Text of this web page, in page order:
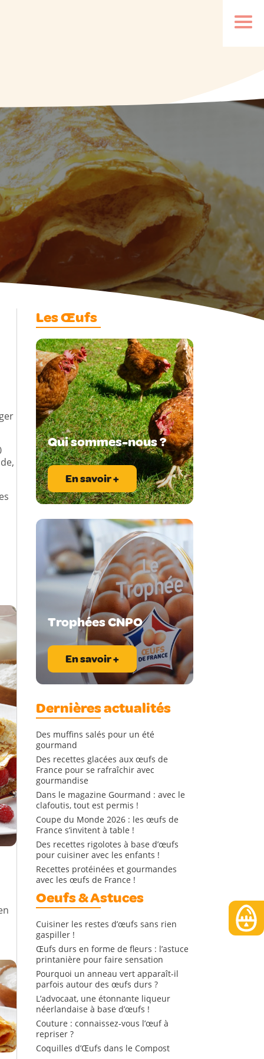
Les Œufs
Qui sommes-nous ?
En savoir +
Trophées CNPO
En savoir +
Dernières actualités
Des muffins salés pour un été
gourmand
Des recettes glacées aux œufs de
France pour se rafraîchir avec
gourmandise
Dans le magazine Gourmand : avec le
clafoutis, tout est permis !
Coupe du Monde 2026 : les œufs de
France s’invitent à table !
Des recettes rigolotes à base d’œufs
pour cuisiner avec les enfants !
Recettes protéinées et gourmandes
avec les œufs de France !
Oeufs & Astuces
Cuisiner les restes d’œufs sans rien
gaspiller !
Œufs durs en forme de fleurs : l’astuce
printanière pour faire sensation
Pourquoi un anneau vert apparaît-il
parfois autour des œufs durs ?
L’advocaat, une étonnante liqueur
néerlandaise à base d’œufs !
Couture : connaissez-vous l’œuf à
repriser ?
Coquilles d’Œufs dans le Compost